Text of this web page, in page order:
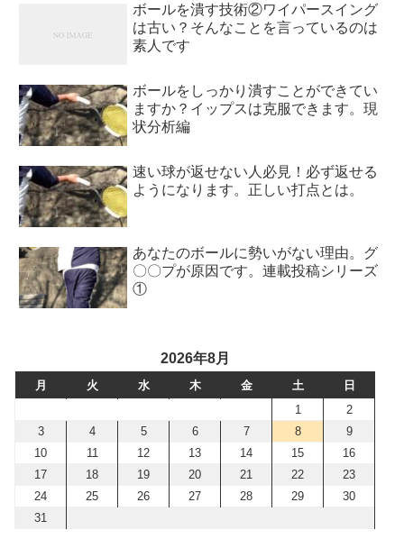
ボールを潰す技術②ワイパースイング
は古い？そんなことを言っているのは
素人です
ボールをしっかり潰すことができてい
ますか？イップスは克服できます。現
状分析編
速い球が返せない人必見！必ず返せる
ようになります。正しい打点とは。
あなたのボールに勢いがない理由。グ
〇〇プが原因です。連載投稿シリーズ
①
2026年8月
月 火 水 木 金 土
日
1
2
3
4 5 6 7 8
9
10
11 12 13 14 15
16
17
18 19 20 21 22
23
24
25 26 27 28 29
30
31